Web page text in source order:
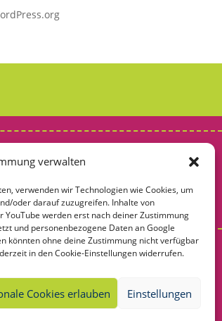
verwalten
verwenden wir Technologien wie Cookies, um
oder darauf zuzugreifen. Inhalte von
werden erst nach deiner Zustimmung
und personenbezogene Daten an Google
könnten ohne deine Zustimmung nicht verfügbar
in den Cookie-Einstellungen widerrufen.
Cookies erlauben Einstellungen
und Identitäten von Frauen* sichtbar